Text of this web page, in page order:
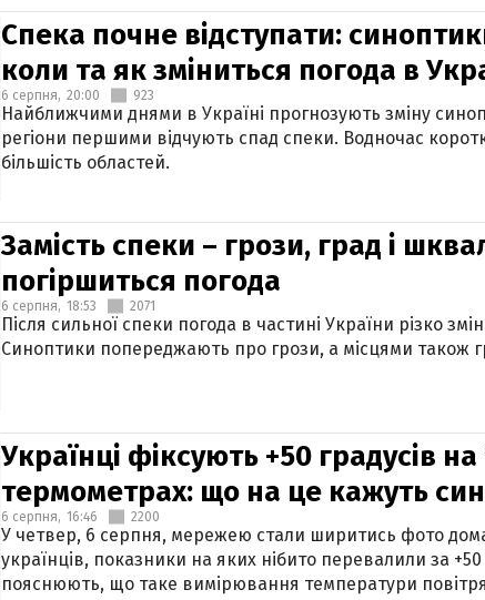
Спека почне відступати:
коли та як зміниться погода в
6 серпня, 20:00 923
Найближчими днями в Україні прогнозують зміну
регіони першими відчують спад спеки. Водночас
більшість областей.
Замість спеки – грози, град і
погіршиться погода
6 серпня, 18:53 2071
Після сильної спеки погода в частині України різко
Синоптики попереджають про грози, а місцями також
Українці фіксують +50 градусів
термометрах: що на це кажуть
6 серпня, 16:46 2200
У четвер, 6 серпня, мережею стали ширитись фото
українців, показники на яких нібито перевалили за
пояснюють, що таке вимірювання температури